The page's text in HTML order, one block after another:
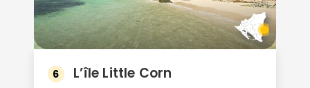
6 L’île Little Corn